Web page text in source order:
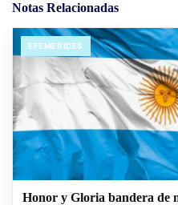
Notas Relacionadas
EFEMERIDES
Honor y Gloria bandera de